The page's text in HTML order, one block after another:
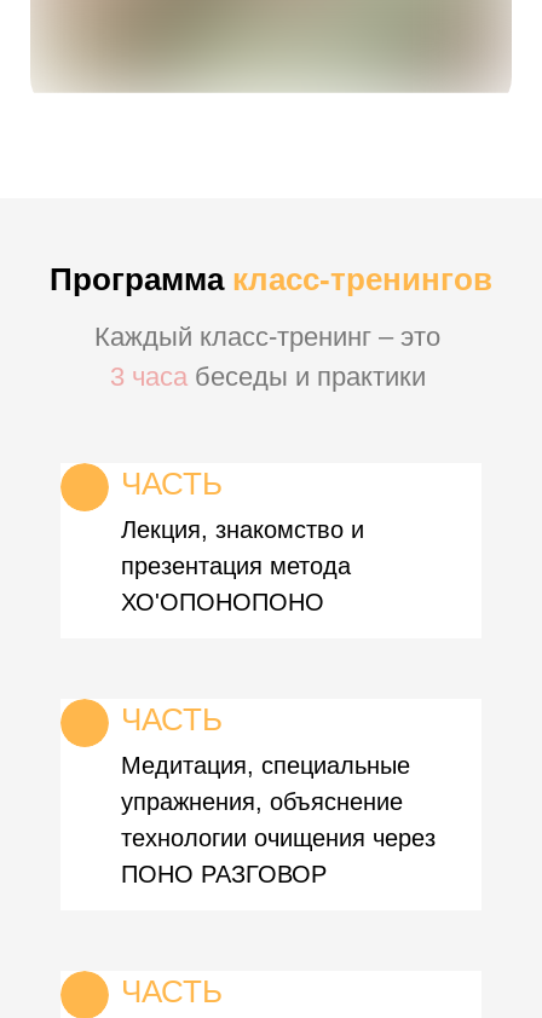
Программа класс-тренингов
Каждый класс-тренинг – это
3 часабеседы и практики
ЧАСТЬ
Лекция, знакомство и
презентация метода
ХО'ОПОНОПОНО
ЧАСТЬ
Медитация, специальные
упражнения, объяснение
технологии очищения через
ПОНО РАЗГОВОР
ЧАСТЬ